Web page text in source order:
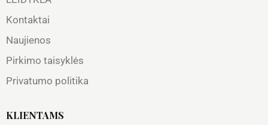
Kontaktai
Naujienos
Pirkimo taisyklės
Privatumo politika
KLIENTAMS